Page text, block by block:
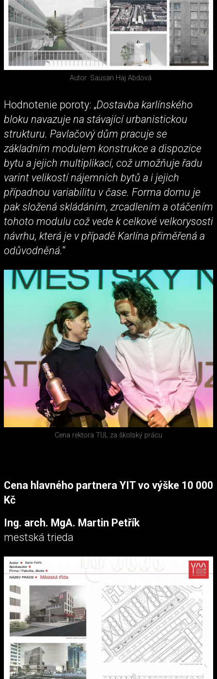
Autor: Sausan Haj Abdová
Hodnotenie poroty: „Dostavba karlínského
bloku navazuje na stávající urbanistickou
strukturu. Pavlačový dům pracuje se
základním modulem konstrukce a dispozice
bytu a jejich multiplikací, což umožňuje řadu
varint velikostí nájemních bytů a i jejich
případnou variabilitu v čase. Forma domu je
pak složená skládáním, zrcadlením a otáčením
tohoto modulu což vede k celkové velkorysosti
návrhu, která je v případě Karlína přiměřená a
odůvodněná.“
Cena rektora TUL za školský prácu
Cena hlavného partnera YIT vo výške 10 000
Kč
Ing. arch. MgA. Martin Petřík
mestská trieda